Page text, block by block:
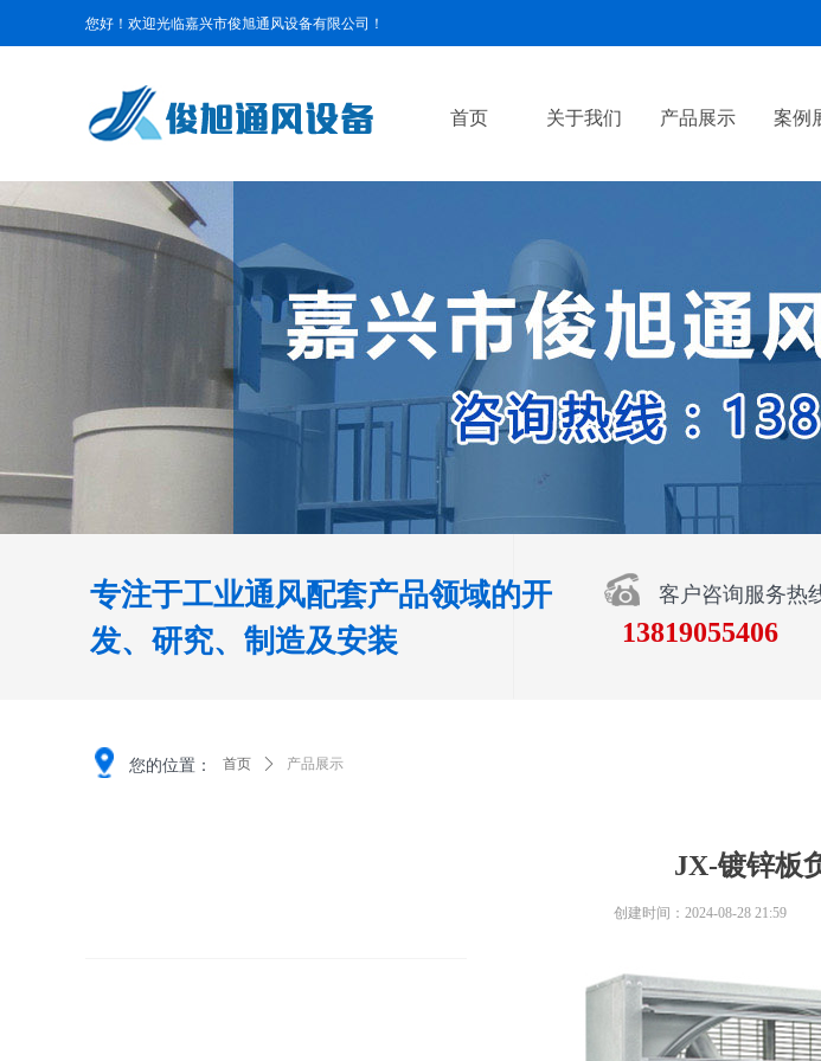
您好！欢迎光临嘉兴市俊旭通风设备有限公司！
首页 关于我们 产品展示 案例
专注于工业通风配套产品领域的开
发、研究、制造及安装
13819055406
客户咨询服务热
您的位置： 首页 ꄲ 产品展示
JX-镀锌板
创建时间： 2024-08-28 21:59